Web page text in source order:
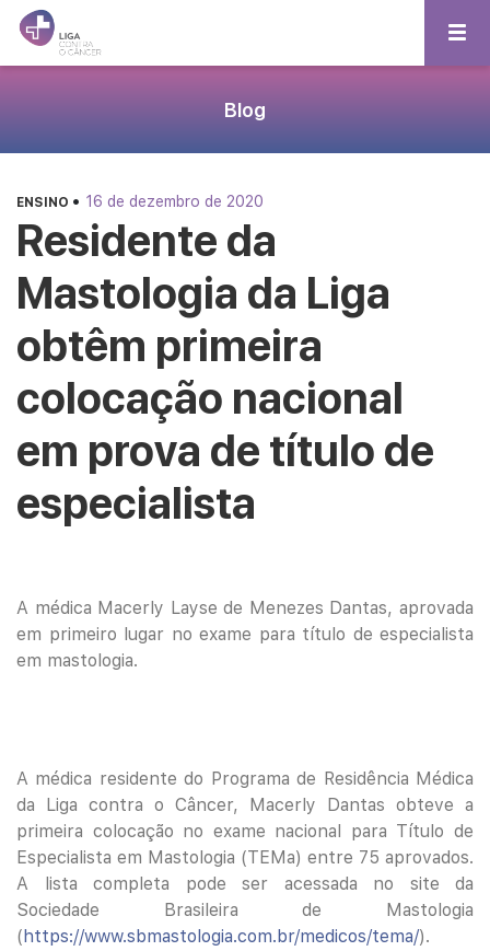
Blog
ENSINO • 16 de dezembro de 2020
Residente da
Mastologia da Liga
obtêm primeira
colocação nacional
em prova de título de
especialista
A médica Macerly Layse de Menezes Dantas, aprovada
em primeiro lugar no exame para título de especialista
em mastologia.
A médica residente do Programa de Residência Médica
da Liga contra o Câncer, Macerly Dantas obteve a
primeira colocação no exame nacional para Título de
Especialista em Mastologia (TEMa) entre 75 aprovados.
A lista completa pode ser acessada no site da
Sociedade Brasileira de Mastologia
(https://www.sbmastologia.com.br/medicos/tema/).